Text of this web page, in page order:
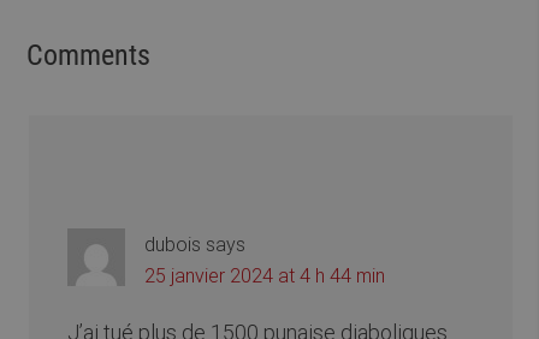
Comments
dubois says
25 janvier 2024 at 4 h 44 min
J’ai tué plus de 1500 punaise diaboliques